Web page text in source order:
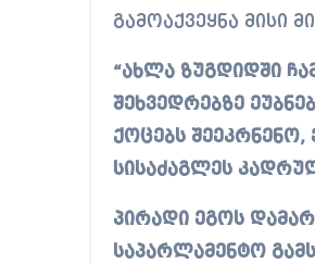
გამოაქვეყნა მისი
“ახლა ზუგდიდში
შეხვედრებზე
ქოცებს
სისაძაგლეს
პირადი ეგოს
საპარლამენტო